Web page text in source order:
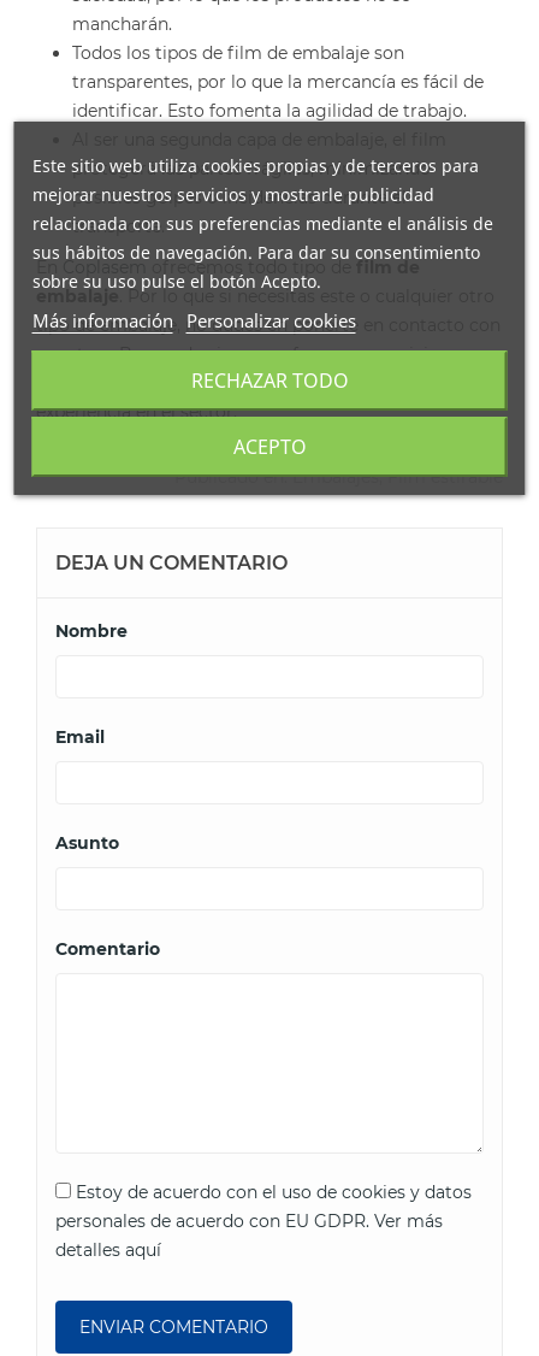
mancharán.
Todos los tipos de film de embalaje son
transparentes, por lo que la mercancía es fácil de
identificar. Esto fomenta la agilidad de trabajo.
protegerá las partes frágiles, minimizando
posibles golpes o incidencias durante el
transporte.
ofrecemos todo tipo de
. Por lo que si necesitas este o cualquier otro
tipo de embalaje, no dudes en ponerte en contacto con
nosotros. Buscando siempre ofrecer un servicio
personalizado e inmediato, disponemos de una amplia
experiencia en el sector.
Publicado en:Embalajes,Film estirable
DEJA UN COMENTARIO
Nombre
Email
Asunto
Comentario
Estoy de acuerdo con el uso de cookies y datos
personales de acuerdo con EU GDPR. Ver más
detalles aquí
Este sitio web utiliza cookies propias y de terceros para
mejorar nuestros servicios y mostrarle publicidad
relacionada con sus preferencias mediante el análisis de
sus hábitos de navegación. Para dar su consentimiento
sobre su uso pulse el botón Acepto.
Más información Personalizar cookies
RECHAZAR TODO
ACEPTO